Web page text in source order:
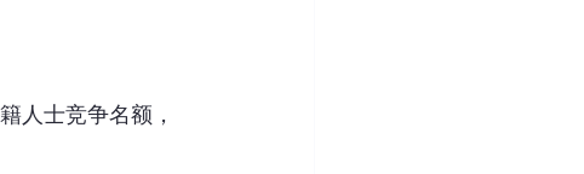
人士竞争名额，